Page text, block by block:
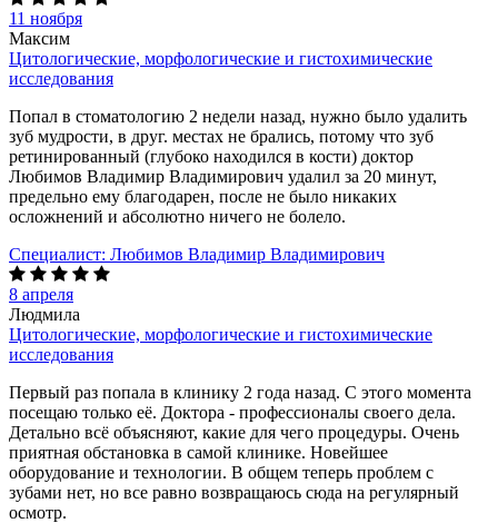
11 ноября
Максим
Цитологические, морфологические и гистохимические
исследования
Попал в стоматологию 2 недели назад, нужно было удалить
зуб мудрости, в друг. местах не брались, потому что зуб
ретинированный (глубоко находился в кости) доктор
Любимов Владимир Владимирович удалил за 20 минут,
предельно ему благодарен, после не было никаких
осложнений и абсолютно ничего не болело.
Специалист: Любимов Владимир Владимирович
8 апреля
Людмила
Цитологические, морфологические и гистохимические
исследования
Первый раз попала в клинику 2 года назад. С этого момента
посещаю только её. Доктора - профессионалы своего дела.
Детально всё объясняют, какие для чего процедуры. Очень
приятная обстановка в самой клинике. Новейшее
оборудование и технологии. В общем теперь проблем с
зубами нет, но все равно возвращаюсь сюда на регулярный
осмотр.